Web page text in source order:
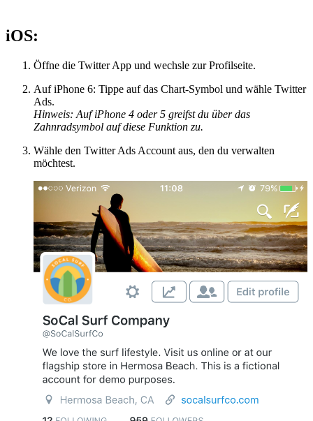
iOS:
Öffne die Twitter App und wechsle zur Profilseite.
Auf iPhone 6: Tippe auf das Chart-Symbol und wähle Twitter
Ads.
Hinweis: Auf iPhone 4 oder 5 greifst du über das
Zahnradsymbol auf diese Funktion zu.
Wähle den Twitter Ads Account aus, den du verwalten
möchtest.